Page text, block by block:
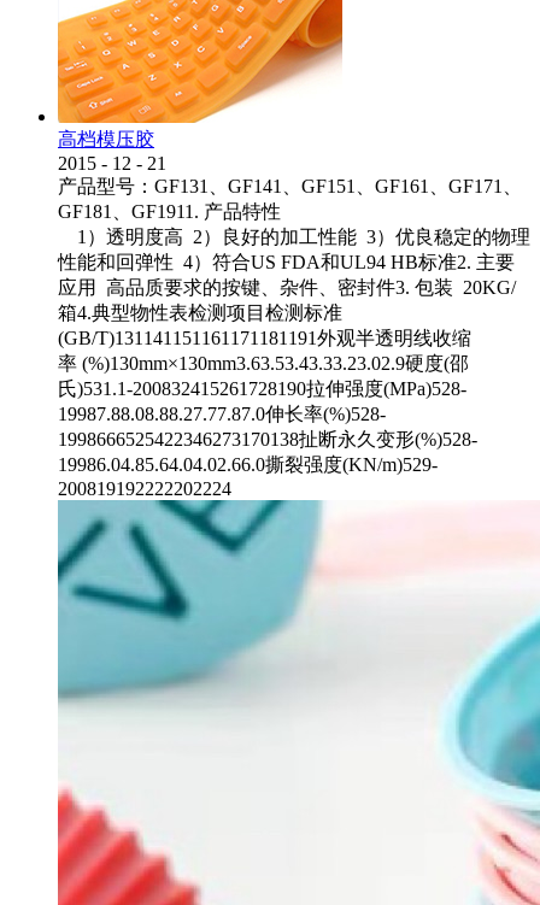
高档模压胶
2015 - 12 - 21
产品型号：GF131、GF141、GF151、GF161、GF171、
GF181、GF1911. 产品特性
1）透明度高 2）良好的加工性能 3）优良稳定的物理
性能和回弹性 4）符合US FDA和UL94 HB标准2. 主要
应用 高品质要求的按键、杂件、密封件3. 包装 20KG/
箱4.典型物性表检测项目检测标准
(GB/T)131141151161171181191外观半透明线收缩
率 (%)130mm×130mm3.63.53.43.33.23.02.9硬度(邵
氏)531.1-200832415261728190拉伸强度(MPa)528-
19987.88.08.88.27.77.87.0伸长率(%)528-
1998666525422346273170138扯断永久变形(%)528-
19986.04.85.64.04.02.66.0撕裂强度(KN/m)529-
200819192222202224